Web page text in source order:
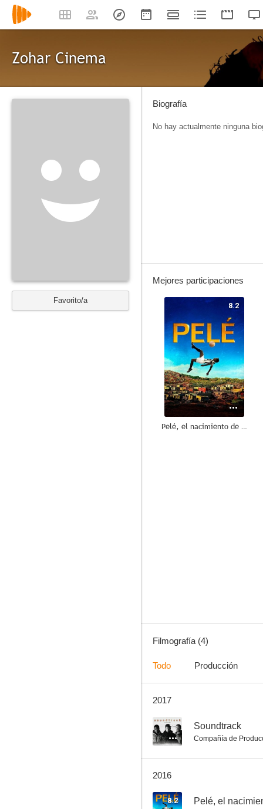
Zohar Cinema
Favorito/a
Biografía
No hay actualmente ninguna
Mejores participaciones
8.2
Pelé, el nacimiento de una leyenda
Filmografía (4)
Todo Producción
2017
-- Soundtrack
Compañía de
2016
8.2 Pelé, el